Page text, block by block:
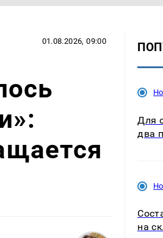
01.08.2026, 09:00
Для
два
на